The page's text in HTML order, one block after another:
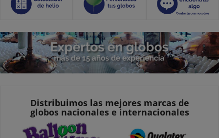
Distribuimos las mejores marcas de
globos nacionales e internacionales